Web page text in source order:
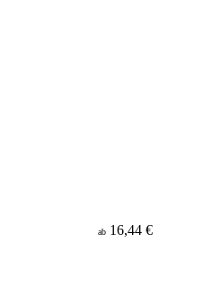
ab 16,44 €